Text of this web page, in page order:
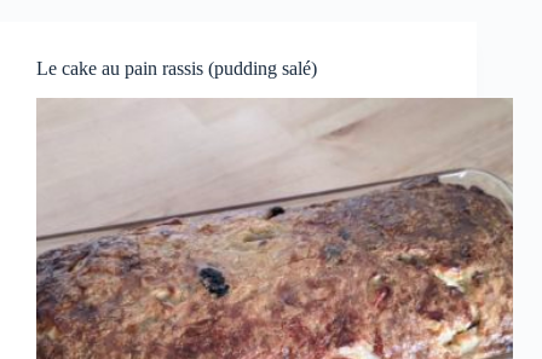
Le cake au pain rassis (pudding salé)